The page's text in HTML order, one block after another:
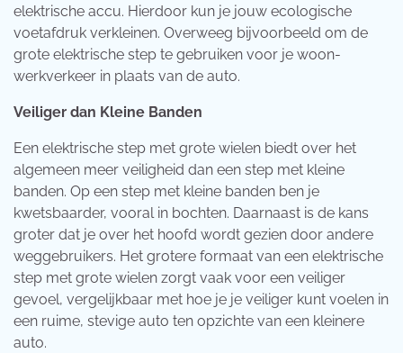
elektrische accu. Hierdoor kun je jouw ecologische
voetafdruk verkleinen. Overweeg bijvoorbeeld om de
grote elektrische step te gebruiken voor je woon-
werkverkeer in plaats van de auto.
Veiliger dan Kleine Banden
Een elektrische step met grote wielen biedt over het
algemeen meer veiligheid dan een step met kleine
banden. Op een step met kleine banden ben je
kwetsbaarder, vooral in bochten. Daarnaast is de kans
groter dat je over het hoofd wordt gezien door andere
weggebruikers. Het grotere formaat van een elektrische
step met grote wielen zorgt vaak voor een veiliger
gevoel, vergelijkbaar met hoe je je veiliger kunt voelen in
een ruime, stevige auto ten opzichte van een kleinere
auto.